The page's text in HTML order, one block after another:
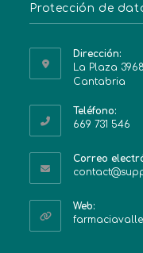
Protección de
Dirección:
La Plaza
Cantabria
Teléfono:
669 731 546
Correo
Web: